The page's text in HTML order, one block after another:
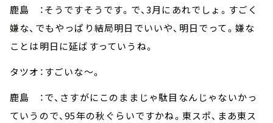
鹿島 ：そうですそうです。で、3月にあれでしょ。すごく
嫌な、でもやっぱり結局明日でいいや、明日でって。嫌な
ことは明日に延ばすっていうね。
タツオ：すごいな～。
鹿島 ：で、さすがにこのままじゃ駄目なんじゃないかっ
ていうので、95年の秋ぐらいですかね。東スポ、まあ東ス